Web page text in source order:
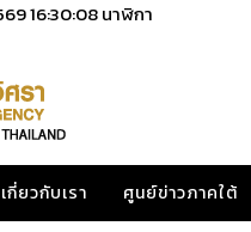
16:30:09นาฬิกา
เกี่ยวกับเรา ศูนย์ข่าวภาคใต้